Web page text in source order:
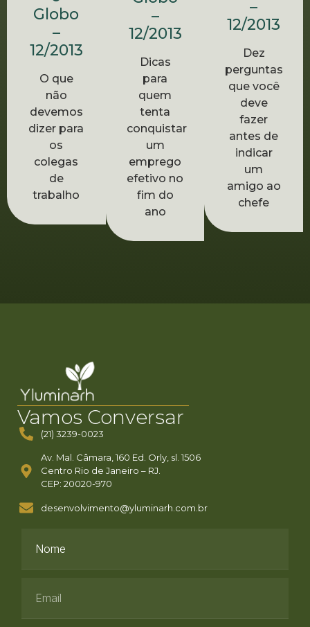
Globo
–
12/2013
O que
não
devemos
dizer para
os
colegas
de
trabalho
–
12/2013
Dicas
para
quem
tenta
conquistar
um
emprego
efetivo no
fim do
ano
–
12/2013
Dez
perguntas
que você
deve
fazer
antes de
indicar
um
amigo ao
chefe
Vamos Conversar
(21) 3239-0023
Av. Mal. Câmara, 160 Ed. Orly, sl. 1506
Centro Rio de Janeiro – RJ.
CEP: 20020-970
desenvolvimento@yluminarh.com.br